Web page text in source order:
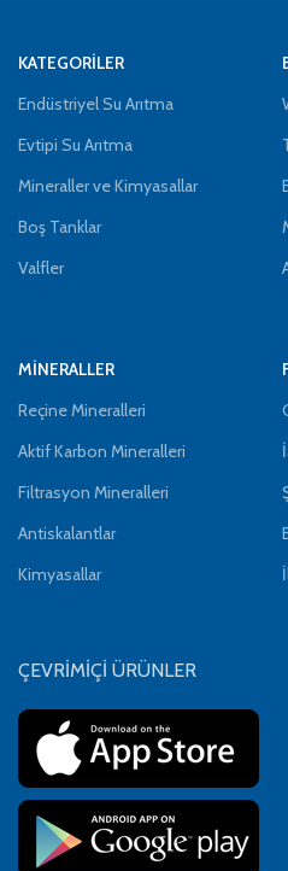
KATEGORİLER
Endüstriyel Su Arıtma
Evtipi Su Arıtma
Mineraller ve Kimyasallar
Boş Tanklar
Valfler
MİNERALLER
Reçine Mineralleri
Aktif Karbon Mineralleri
Filtrasyon Mineralleri
Antiskalantlar
Kimyasallar
ÇEVRİMİÇİ ÜRÜNLER